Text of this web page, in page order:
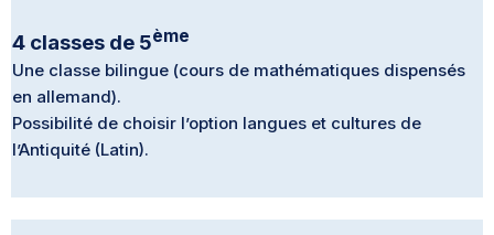
4 classes de 5ème
Une classe bilingue (cours de mathématiques dispensés
en allemand).
Possibilité de choisir l’option langues et cultures de
l’Antiquité (Latin).